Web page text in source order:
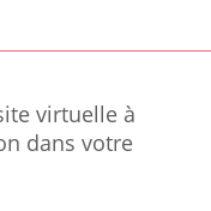
virtuelle à
dans votre